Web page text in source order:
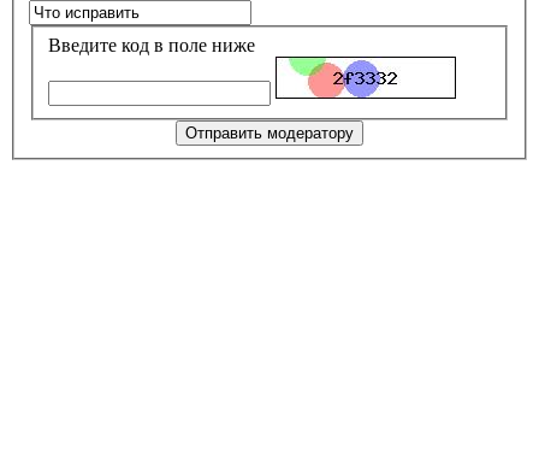
Введите код в поле ниже
Отправить модератору